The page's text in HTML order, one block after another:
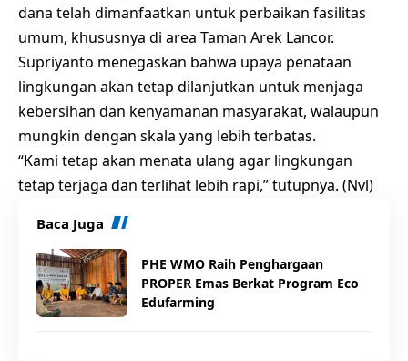
dana telah dimanfaatkan untuk perbaikan fasilitas
umum, khususnya di area Taman Arek Lancor.
Supriyanto menegaskan bahwa upaya penataan
lingkungan akan tetap dilanjutkan untuk menjaga
kebersihan dan kenyamanan masyarakat, walaupun
mungkin dengan skala yang lebih terbatas.
“Kami tetap akan menata ulang agar lingkungan
tetap terjaga dan terlihat lebih rapi,” tutupnya. (Nvl)
Baca Juga
PHE WMO Raih Penghargaan
PROPER Emas Berkat Program Eco
Edufarming